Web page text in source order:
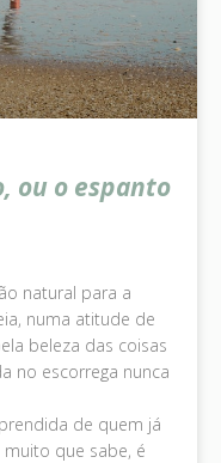
ou o espanto
natural para a
numa atitude de
beleza das coisas
no escorrega nunca
de quem já
que sabe, é